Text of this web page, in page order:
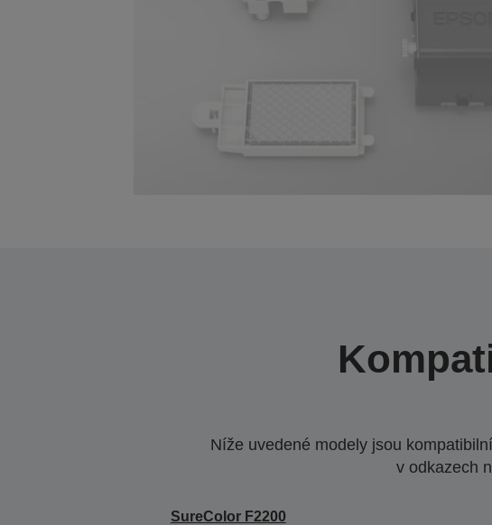
Níže uvedené modely jsou
v odkazech
SureColor F2200